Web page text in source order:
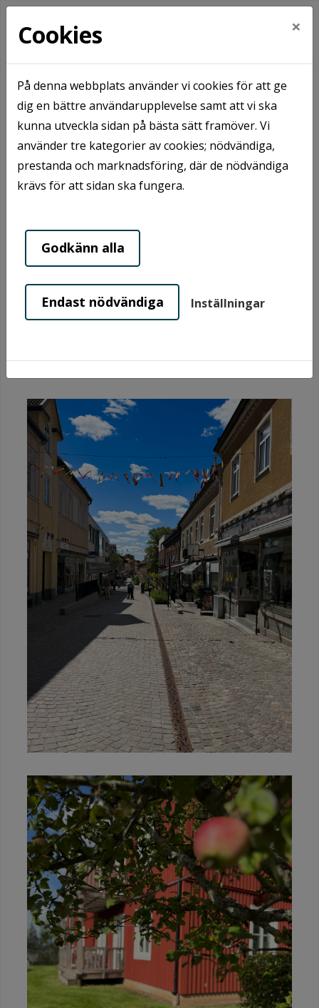
Ledigt Ulricehamn
Ulricehamn är en inbjudande
småstad i hjärtat av Västra Götaland,
glittrande pärlan mitt i staden!
Cookies ×
På denna webbplats använder vi cookies för att ge
dig en bättre användarupplevelse samt att vi ska
kunna utveckla sidan på bästa sätt framöver. Vi
använder tre kategorier av cookies; nödvändiga,
prestanda och marknadsföring, där de nödvändiga
krävs för att sidan ska fungera.
Godkänn alla
Endast nödvändiga Inställningar